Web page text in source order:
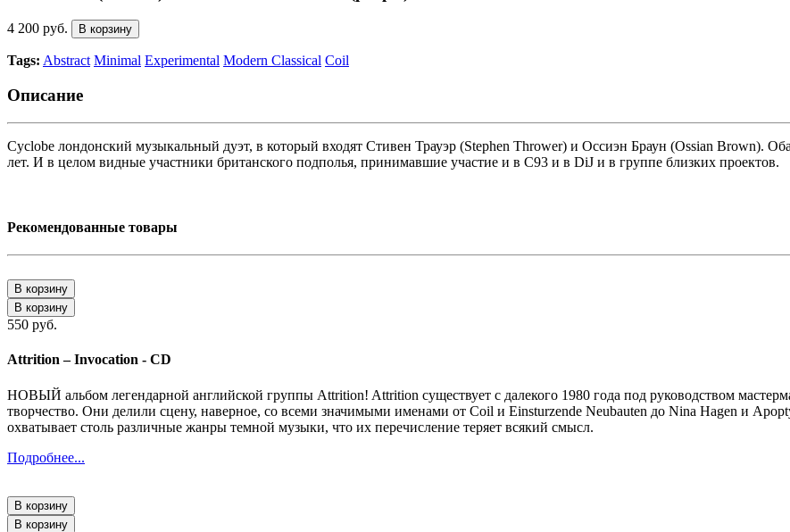
4 200 руб. В корзину
Tags: Abstract Minimal Experimental Modern Classical Coil
Описание
Cyclobe лондонский музыкальный дуэт, в который входят Стивен Трауэр (Stephen Thrower) и Оссиэн Браун (Ossian Brown).
лет. И в целом видные участники британского подполья, принимавшие участие и в C93 и в DiJ и в группе близких проектов.
Рекомендованные товары
В корзину
В корзину
550 руб.
Attrition – Invocation - CD
НОВЫЙ альбом легендарной английской группы Attrition! Attrition существует с далекого 1980 года под руководством
творчество. Они делили сцену, наверное, со всеми значимыми именами от Coil и Einsturzende Neubauten до Nina Hagen и
охватывает столь различные жанры темной музыки, что их перечисление теряет всякий смысл.
Подробнее...
В корзину
В корзину